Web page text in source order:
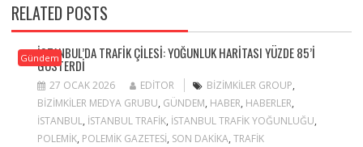
RELATED POSTS
Gündem
İSTANBUL’DA TRAFIK ÇILESI: YOĞUNLUK HARITASI YÜZDE 85’I
GÖSTERDI
27 OCAK 2026 EDITOR BIZIMKILER GROUP,
BIZIMKILER MEDYA GRUBU, GÜNDEM, HABER, HABERLER,
ISTANBUL, ISTANBUL TRAFIK, ISTANBUL TRAFIK YOĞUNLUĞU,
POLEMIK, POLEMIK GAZETESI, SON DAKIKA, TRAFIK